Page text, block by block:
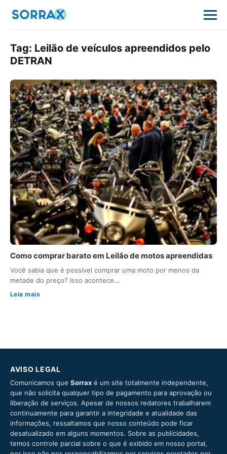
Tag: Leilão de veículos apreendidos pelo
DETRAN
Como comprar barato em Leilão de motos apreendidas
Você sabia que é possível comprar uma moto por menos da
metade do preço? Isso acontece…
Leia mais
AVISO LEGAL
Comunicamos que Sorrax é um site totalmente independente,
que não solicita qualquer tipo de pagamento para aprovação ou
liberação de serviços. Apesar de nossos redatores trabalharem
continuamente para garantir a integridade e atualidade das
informações, ressaltamos que nosso conteúdo pode ficar
desatualizado em alguns momentos. Sobre as publicidades,
temos controle parcial sobre o que é exibido em nosso portal,